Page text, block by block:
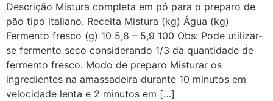
Descrição Mistura completa em pó para o preparo de
pão tipo italiano. Receita Mistura (kg) Água (kg)
Fermento fresco (g) 10 5,8 – 5,9 100 Obs: Pode utilizar-
se fermento seco considerando 1/3 da quantidade de
fermento fresco. Modo de preparo Misturar os
ingredientes na amassadeira durante 10 minutos em
velocidade lenta e 2 minutos em […]